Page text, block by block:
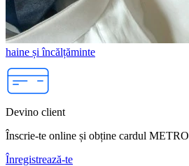
haine și încălțăminte
Devino client
Înscrie-te online și obține cardul METRO
Înregistrează-te